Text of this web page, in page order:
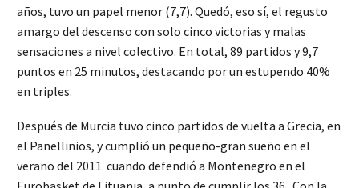
años, tuvo un papel menor (7,7). Quedó, eso sí, el regusto
amargo del descenso con solo cinco victorias y malas
sensaciones a nivel colectivo. En total, 89 partidos y 9,7
puntos en 25 minutos, destacando por un estupendo 40%
en triples.
Después de Murcia tuvo cinco partidos de vuelta a Grecia, en
el Panellinios, y cumplió un pequeño-gran sueño en el
verano del 2011 cuando defendió a Montenegro en el